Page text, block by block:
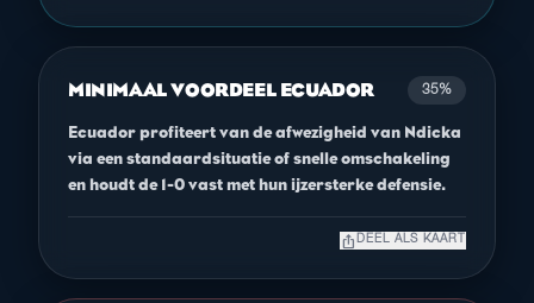
MINIMAAL VOORDEEL ECUADOR 35%
Ecuador profiteert van de afwezigheid van Ndicka
via een standaardsituatie of snelle omschakeling
en houdt de 1-0 vast met hun ijzersterke defensie.
ios_share DEEL ALS KAART